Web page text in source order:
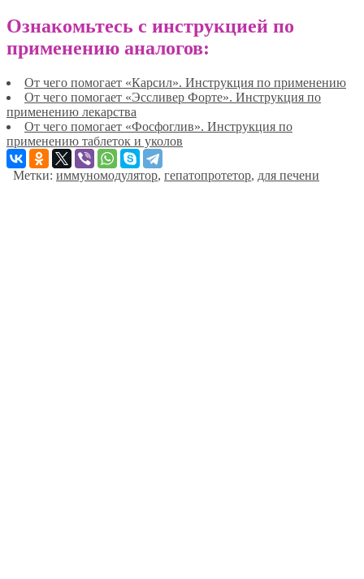
Ознакомьтесь с инструкцией по
применению аналогов:
От чего помогает «Карсил». Инструкция по применению
От чего помогает «Эссливер Форте». Инструкция по
применению лекарства
От чего помогает «Фосфоглив». Инструкция по
применению таблеток и уколов
Метки: иммуномодулятор, гепатопротетор, для печени